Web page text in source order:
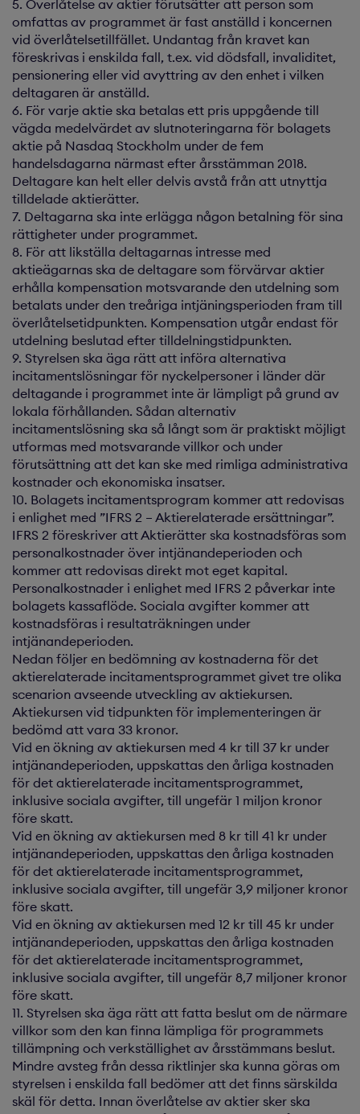
5. Överlåtelse av aktier förutsätter att person som
omfattas av programmet är fast anställd i koncernen
vid överlåtelsetillfället. Undantag från kravet kan
föreskrivas i enskilda fall, t.ex. vid dödsfall, invaliditet,
pensionering eller vid avyttring av den enhet i vilken
deltagaren är anställd.
6. För varje aktie ska betalas ett pris uppgående till
vägda medelvärdet av slutnoteringarna för bolagets
aktie på Nasdaq Stockholm under de fem
handelsdagarna närmast efter årsstämman 2018.
Deltagare kan helt eller delvis avstå från att utnyttja
tilldelade aktierätter.
7. Deltagarna ska inte erlägga någon betalning för sina
rättigheter under programmet.
8. För att likställa deltagarnas intresse med
aktieägarnas ska de deltagare som förvärvar aktier
erhålla kompensation motsvarande den utdelning som
betalats under den treåriga intjäningsperioden fram till
överlåtelsetidpunkten. Kompensation utgår endast för
utdelning beslutad efter tilldelningstidpunkten.
9. Styrelsen ska äga rätt att införa alternativa
incitamentslösningar för nyckelpersoner i länder där
deltagande i programmet inte är lämpligt på grund av
lokala förhållanden. Sådan alternativ
incitamentslösning ska så långt som är praktiskt möjligt
utformas med motsvarande villkor och under
förutsättning att det kan ske med rimliga administrativa
kostnader och ekonomiska insatser.
10. Bolagets incitamentsprogram kommer att redovisas
i enlighet med ”IFRS 2 – Aktierelaterade ersättningar”.
IFRS 2 föreskriver att Aktierätter ska kostnadsföras som
personalkostnader över intjänandeperioden och
kommer att redovisas direkt mot eget kapital.
Personalkostnader i enlighet med IFRS 2 påverkar inte
bolagets kassaflöde. Sociala avgifter kommer att
kostnadsföras i resultaträkningen under
intjänandeperioden.
Nedan följer en bedömning av kostnaderna för det
aktierelaterade incitamentsprogrammet givet tre olika
scenarion avseende utveckling av aktiekursen.
Aktiekursen vid tidpunkten för implementeringen är
bedömd att vara 33 kronor.
Vid en ökning av aktiekursen med 4 kr till 37 kr under
intjänandeperioden, uppskattas den årliga kostnaden
för det aktierelaterade incitamentsprogrammet,
inklusive sociala avgifter, till ungefär 1 miljon kronor
före skatt.
Vid en ökning av aktiekursen med 8 kr till 41 kr under
intjänandeperioden, uppskattas den årliga kostnaden
för det aktierelaterade incitamentsprogrammet,
inklusive sociala avgifter, till ungefär 3,9 miljoner kronor
före skatt.
Vid en ökning av aktiekursen med 12 kr till 45 kr under
intjänandeperioden, uppskattas den årliga kostnaden
för det aktierelaterade incitamentsprogrammet,
inklusive sociala avgifter, till ungefär 8,7 miljoner kronor
före skatt.
11. Styrelsen ska äga rätt att fatta beslut om de närmare
villkor som den kan finna lämpliga för programmets
tillämpning och verkställighet av årsstämmans beslut.
Mindre avsteg från dessa riktlinjer ska kunna göras om
styrelsen i enskilda fall bedömer att det finns särskilda
skäl för detta. Innan överlåtelse av aktier sker ska